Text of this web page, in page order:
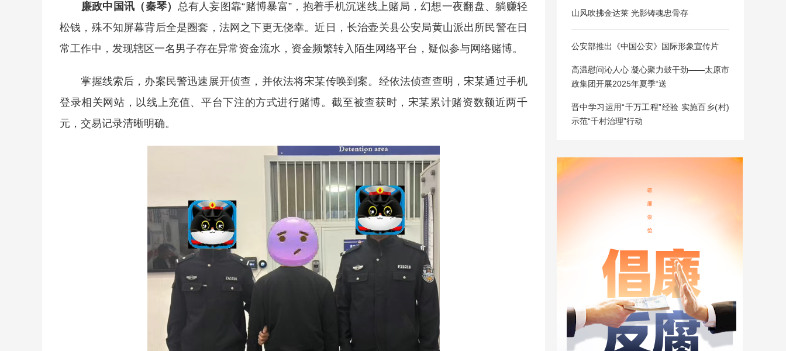
廉政中国讯（秦琴） 总有人妄图靠“赌博暴富”，抱着手机沉迷线上赌局，幻想一夜翻盘、躺赚轻
松钱，殊不知屏幕背后全是圈套，法网之下更无侥幸。近日，长治壶关县公安局黄山派出所民警在日
常工作中，发现辖区一名男子存在异常资金流水，资金频繁转入陌生网络平台，疑似参与网络赌博。
掌握线索后，办案民警迅速展开侦查，并依法将宋某传唤到案。经依法侦查查明，宋某通过手机
登录相关网站，以线上充值、平台下注的方式进行赌博。截至被查获时，宋某累计赌资数额近两千
元，交易记录清晰明确。
山风吹拂金达莱 光影铸魂忠骨存
公安部推出《中国公安》国际形象宣传片
高温慰问沁人心 凝心聚力鼓干劲——太原市
政集团开展2025年夏季“送
晋中学习运用“千万工程”经验 实施百乡(村)
示范“千村治理”行动